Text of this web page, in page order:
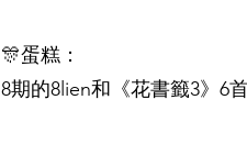
🎊蛋糕：
8期的8lien和《花書籤3》6